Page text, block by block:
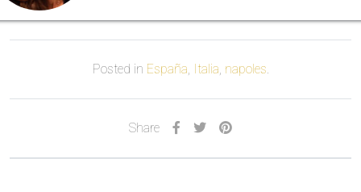
Posted in España, Italia, napoles.
Share